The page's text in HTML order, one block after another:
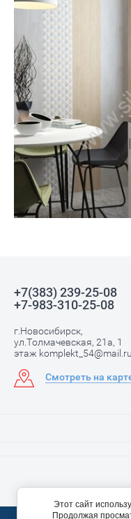
+7(383) 239-25-08
+7-983-310-25-08
г.Новосибирск,
ул.Толмачевская, 21а, 1
этаж komplekt_54@mail.ru
Смотреть на
Этот сайт
Продолжая